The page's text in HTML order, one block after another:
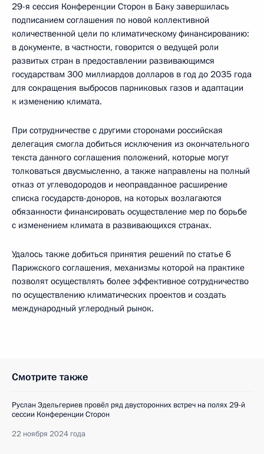
29-я сессия Конференции Сторон в Баку завершилась
подписанием соглашения по новой коллективной
количественной цели по климатическому финансированию:
в документе, в частности, говорится о ведущей роли
развитых стран в предоставлении развивающимся
государствам 300 миллиардов долларов в год до 2035 года
для сокращения выбросов парниковых газов и адаптации
к изменению климата.
При сотрудничестве с другими сторонами российская
делегация смогла добиться исключения из окончательного
текста данного соглашения положений, которые могут
толковаться двусмысленно, а также направлены на полный
отказ от углеводородов и неоправданное расширение
списка государств-доноров, на которых возлагаются
обязанности финансировать осуществление мер по борьбе
с изменением климата в развивающихся странах.
Удалось также добиться принятия решений по статье 6
Парижского соглашения, механизмы которой на практике
позволят осуществлять более эффективное сотрудничество
по осуществлению климатических проектов и создать
международный углеродный рынок.
Смотрите также
Руслан Эдельгериев провёл ряд двусторонних встреч на полях 29-й
сессии Конференции Сторон
22 ноября 2024 года